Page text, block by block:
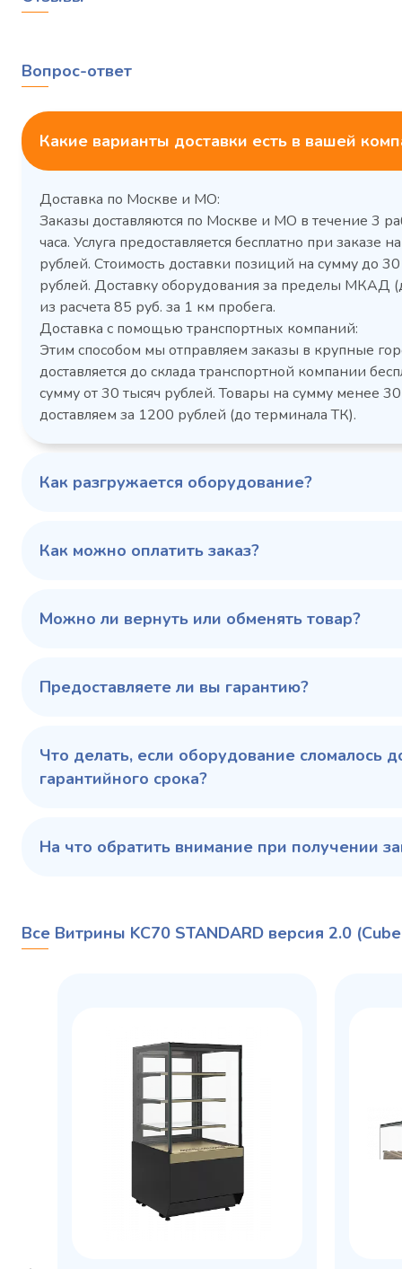
Холодильный шкаф Polair
CM105-G из нержавеющей
стали
Расход
электроэнергии за
сутки, кВт/ч, не
3,5
размеры (Д х Ш х В),
режим, °C
100 343 ₽ ✓ В наличии
TM2-G
Артикул
размеры
мм
Серия
102
Вопрос-ответ
Какие варианты доставки есть в вашей
Доставка по Москве и МО:
Заказы доставляются по Москве и МО в течение 3
часа. Услуга предоставляется бесплатно при заказе
рублей. Стоимость доставки позиций на сумму до
рублей. Доставку оборудования за пределы МКАД
из расчета 85 руб. за 1 км пробега.
Доставка с помощью транспортных компаний:
Этим способом мы отправляем заказы в крупные
доставляется до склада транспортной компании
сумму от 30 тысяч рублей. Товары на сумму менее
доставляем за 1200 рублей (до терминала ТК).
Как разгружается оборудование?
Как можно оплатить заказ?
Можно ли вернуть или обменять товар?
Предоставляете ли вы гарантию?
Что делать, если оборудование сломалось
гарантийного срока?
На что обратить внимание при получении
Все Витрины KC70 STANDARD версия 2.0